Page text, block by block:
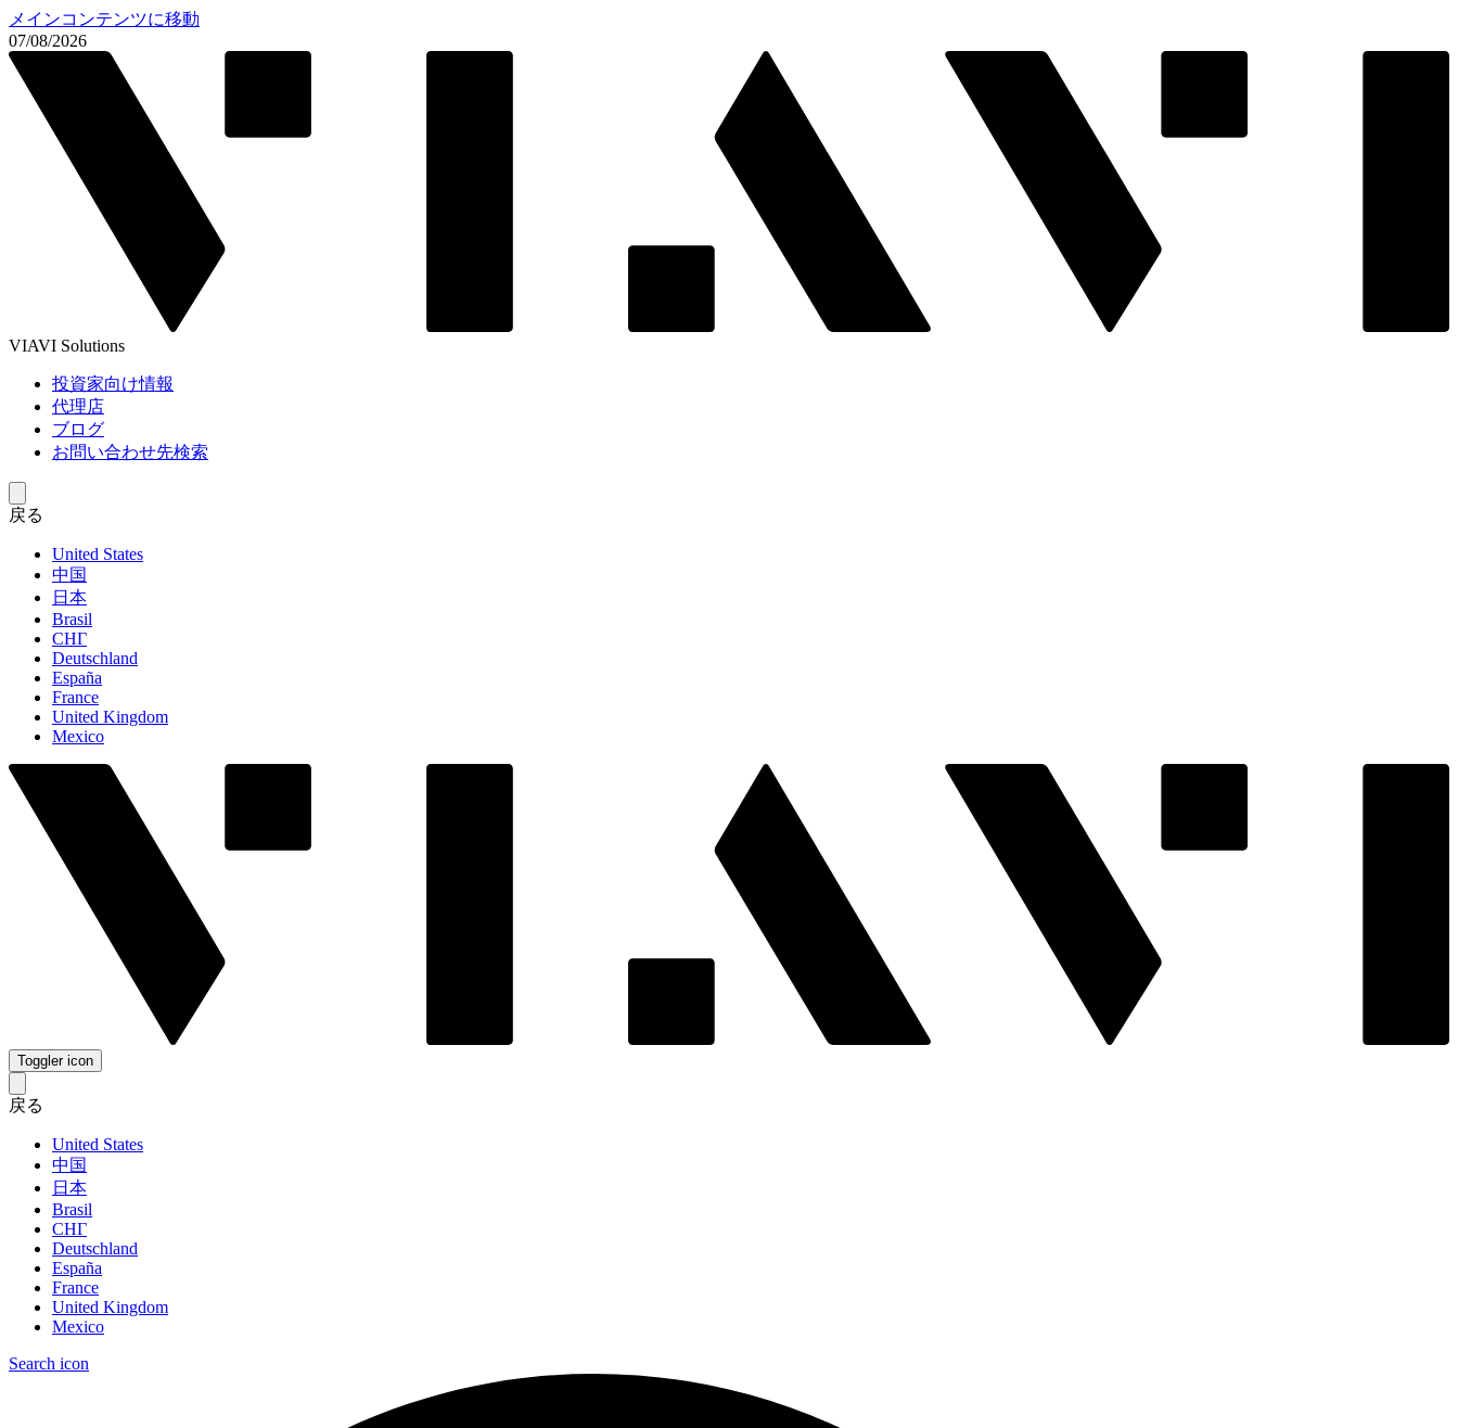
メインコンテンツに移動
07/08/2026
VIAVI Solutions
投資家向け情報
代理店
ブログ
お問い合わせ先検索
戻る
United States
中国
日本
Brasil
СНГ
Deutschland
España
France
United Kingdom
Mexico
Toggler icon
戻る
United States
中国
日本
Brasil
СНГ
Deutschland
España
France
United Kingdom
Mexico
Search icon